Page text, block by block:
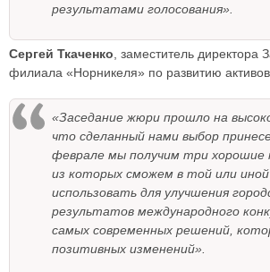
результатами голосования».
Сергей Ткаченко , заместитель директора
филиала «Норникеля» по развитию
«Заседание жюри прошло на
что сделанный нами выбор
феврале мы получим три хорошие
из которых сможем в той или
использовать для улучшения
результатов международного
самых современных решений,
позитивных изменений».